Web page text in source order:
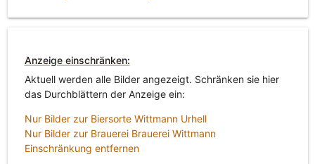
Anzeige einschränken:
Aktuell werden alle Bilder angezeigt. Schränken sie hier
das Durchblättern der Anzeige ein:
Nur Bilder zur Biersorte Wittmann Urhell
Nur Bilder zur Brauerei Brauerei Wittmann
Einschränkung entfernen